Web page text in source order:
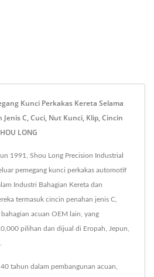
Kunci Perkakas Kereta Selama
C, Cuci, Nut Kunci, Klip, Cincin
LONG
1991, Shou Long Precision Industrial
pemegang kunci perkakas automotif
Industri Bahagian Kereta dan
termasuk cincin penahan jenis C,
acuan OEM lain, yang
pilihan dan dijual di Eropah, Jepun,
tahun dalam pembangunan acuan,